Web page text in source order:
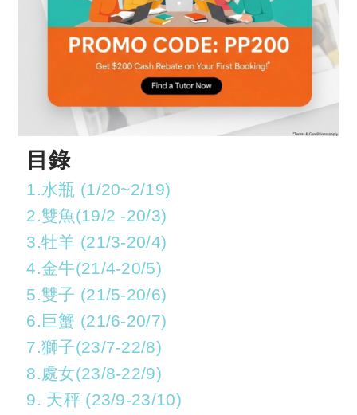
目錄
1.水瓶 (1/20~2/19)
2.雙魚(19/2 -20/3)
3.牡羊 (21/3-20/4)
4.金牛(21/4-20/5)
5.雙子 (21/5-20/6)
6.巨蟹 (21/6-20/7)
7.獅子(23/7-22/8)
8.處女(23/8-22/9)
9. 天秤 (23/9-23/10)